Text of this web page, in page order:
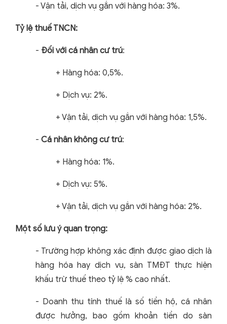
- Vận tải, dịch vụ gắn với hàng hóa: 3%.
Tỷ lệ thuế TNCN:
- Đối với cá nhân cư trú:
+ Hàng hóa: 0,5%.
+ Dịch vụ: 2%.
+ Vận tải, dịch vụ gắn với hàng hóa: 1,5%.
- Cá nhân không cư trú:
+ Hàng hóa: 1%.
+ Dịch vụ: 5%.
+ Vận tải, dịch vụ gắn với hàng hóa: 2%.
Một số lưu ý quan trọng:
- Trường hợp không xác định được giao dịch là
hàng hóa hay dịch vụ, sàn TMĐT thực hiện
khấu trừ thuế theo tỷ lệ % cao nhất.
- Doanh thu tính thuế là số tiền hộ, cá nhân
được hưởng, bao gồm khoản tiền do sàn